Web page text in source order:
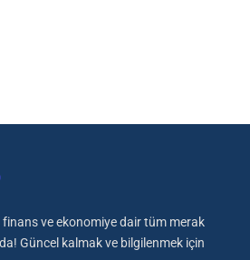
ve ekonomiye dair tüm merak
Güncel kalmak ve bilgilenmek için